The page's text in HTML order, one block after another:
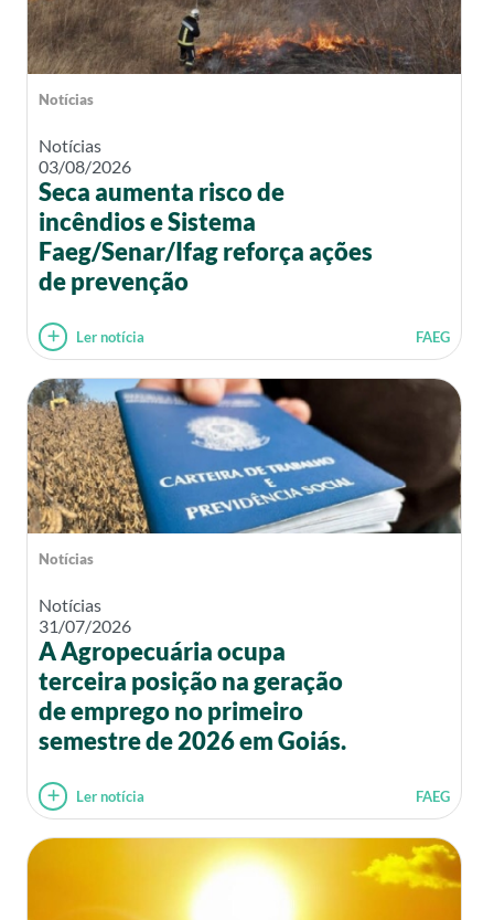
Notícias
Notícias
03/08/2026
Seca aumenta risco de
incêndios e Sistema
Faeg/Senar/Ifag reforça ações
de prevenção
Ler notícia FAEG
Notícias
Notícias
31/07/2026
A Agropecuária ocupa
terceira posição na geração
de emprego no primeiro
semestre de 2026 em Goiás.
Ler notícia FAEG